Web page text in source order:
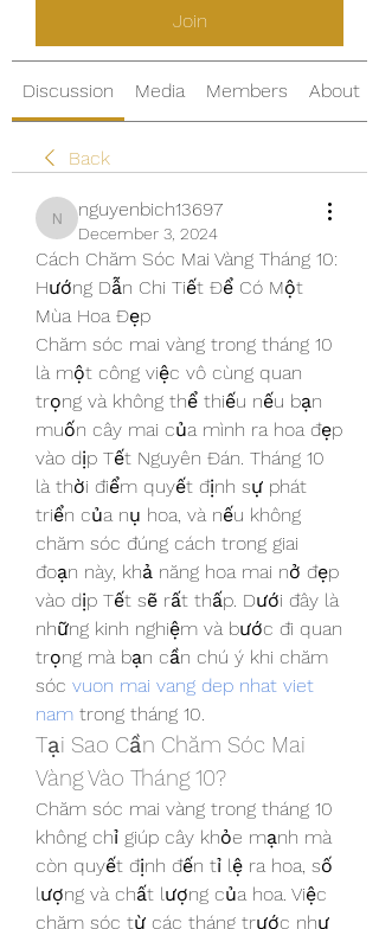
Join
Discussion Media Members About
Back
nguyenbich13697
nguyenbich13697
December 3, 2024
Cách Chăm Sóc Mai Vàng Tháng 10:
Hướng Dẫn Chi Tiết Để Có Một
Mùa Hoa Đẹp
Chăm sóc mai vàng trong tháng 10
là một công việc vô cùng quan
trọng và không thể thiếu nếu bạn
muốn cây mai của mình ra hoa đẹp
vào dịp Tết Nguyên Đán. Tháng 10
là thời điểm quyết định sự phát
triển của nụ hoa, và nếu không
chăm sóc đúng cách trong giai
đoạn này, khả năng hoa mai nở đẹp
vào dịp Tết sẽ rất thấp. Dưới đây là
những kinh nghiệm và bước đi quan
trọng mà bạn cần chú ý khi chăm
sóc vuon mai vang dep nhat viet
nam trong tháng 10.
Tại Sao Cần Chăm Sóc Mai
Vàng Vào Tháng 10?
Chăm sóc mai vàng trong tháng 10
không chỉ giúp cây khỏe mạnh mà
còn quyết định đến tỉ lệ ra hoa, số
lượng và chất lượng của hoa. Việc
chăm sóc từ các tháng trước như